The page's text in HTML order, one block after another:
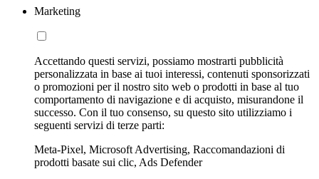
Marketing
Accettando questi servizi, possiamo mostrarti pubblicità
personalizzata in base ai tuoi interessi, contenuti sponsorizzati
o promozioni per il nostro sito web o prodotti in base al tuo
comportamento di navigazione e di acquisto, misurandone il
successo. Con il tuo consenso, su questo sito utilizziamo i
seguenti servizi di terze parti:
Meta-Pixel, Microsoft Advertising, Raccomandazioni di
prodotti basate sui clic, Ads Defender